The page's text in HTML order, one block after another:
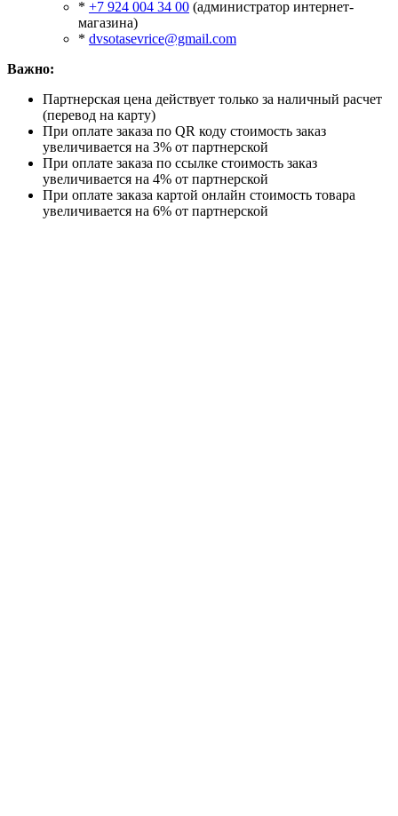
* +7 924 004 34 00 (администратор интернет-
магазина)
* dvsotasevrice@gmail.com
Важно:
Партнерская цена действует только за наличный расчет
(перевод на карту)
При оплате заказа по QR коду стоимость заказ
увеличивается на 3% от партнерской
При оплате заказа по ссылке стоимость заказ
увеличивается на 4% от партнерской
При оплате заказа картой онлайн стоимость товара
увеличивается на 6% от партнерской